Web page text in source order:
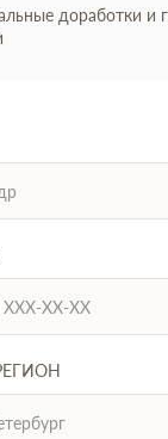
доработки и